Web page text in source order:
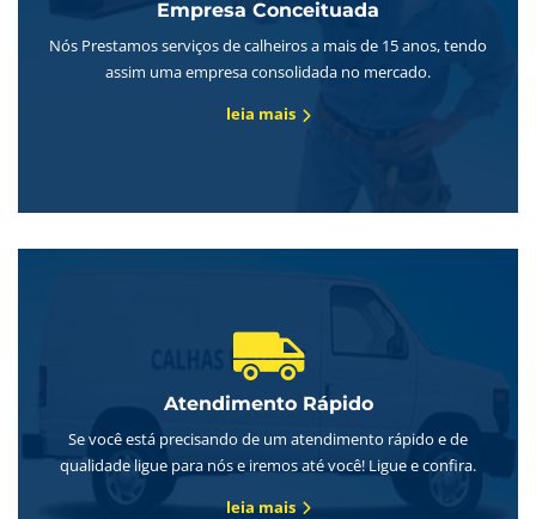
Empresa Conceituada
Nós Prestamos serviços de calheiros a mais de 15 anos, tendo
assim uma empresa consolidada no mercado.
leia mais
Atendimento Rápido
Se você está precisando de um atendimento rápido e de
qualidade ligue para nós e iremos até você! Ligue e confira.
leia mais